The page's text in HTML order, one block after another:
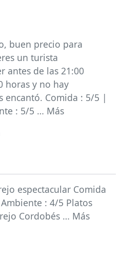
buen precio para
un turista
antes de las 21:00
horas y no hay
encantó. Comida : 5/5 |
: 5/5 … Más
espectacular Comida
: 4/5 Platos
Cordobés … Más